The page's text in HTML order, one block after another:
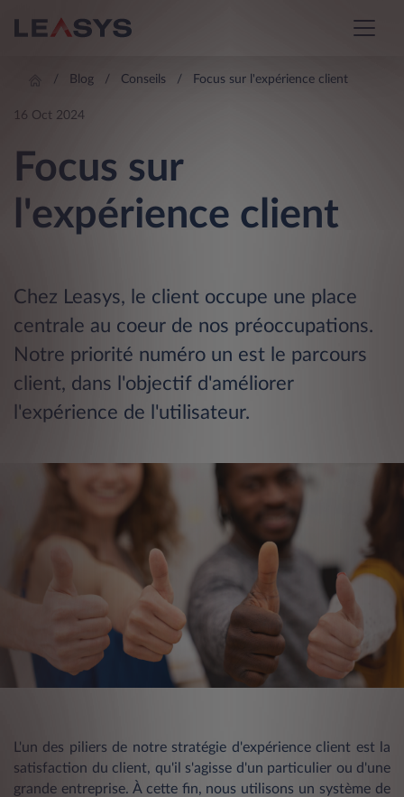
Blog Conseils Focus sur l'expérience client
16 Oct 2024
Focus sur
l'expérience client
Chez Leasys, le client occupe une place
centrale au coeur de nos préoccupations.
Notre priorité numéro un est le parcours
client, dans l'objectif d'améliorer
l'expérience de l'utilisateur.
L'un des piliers de notre stratégie d'expérience client est la
satisfaction du client, qu'il s'agisse d'un particulier ou d'une
grande entreprise. À cette fin, nous utilisons un système de